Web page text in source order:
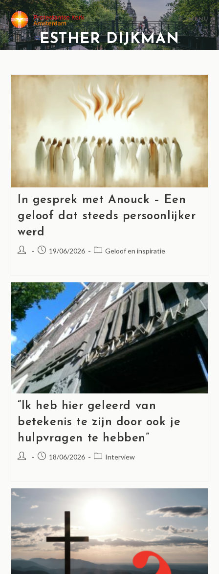
MENU
ESTHER DIJKMAN
In gesprek met Anouck – Een
geloof dat steeds persoonlijker
werd
19/06/2026 Geloof en inspiratie
“Ik heb hier geleerd van
betekenis te zijn door ook je
hulpvragen te hebben”
18/06/2026 Interview